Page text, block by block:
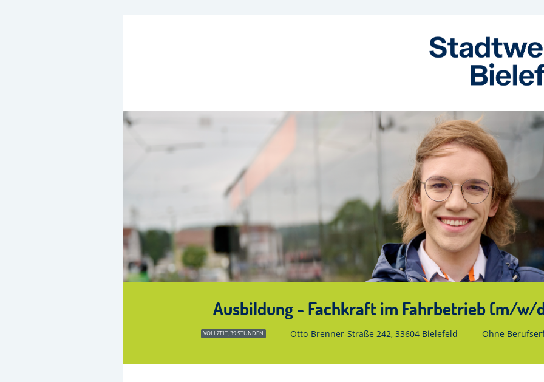
Ausbildung - Fachkraft im Fahrbetrieb (m/w/
VOLLZEIT, 39 STUNDEN Otto-Brenner-Straße 242, 33604 Bielefeld Ohne